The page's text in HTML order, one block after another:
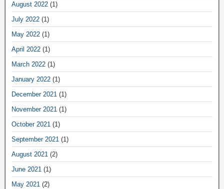
August 2022 (1)
July 2022 (1)
May 2022 (1)
April 2022 (1)
March 2022 (1)
January 2022 (1)
December 2021 (1)
November 2021 (1)
October 2021 (1)
September 2021 (1)
August 2021 (2)
June 2021 (1)
May 2021 (2)